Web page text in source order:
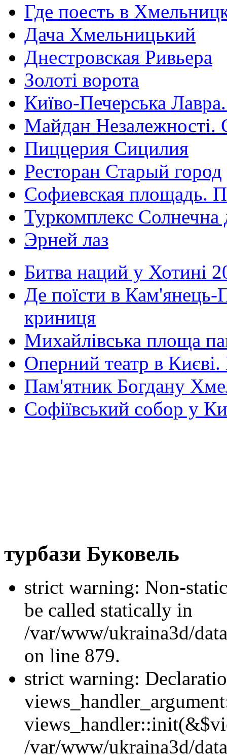
Где поесть в
Дача Хмельницький
Днестровская Ривьера
Золоті ворота
Київо-Печерська
Майдан Незалежності.
Пиццерия Сицилия
Ресторан Старый город
Софиевская площадь.
Туркомплекс Солнечна
Эрней лаз
Битва наций у Хотині
Де поїсти в Кам'янець-
криниця
Михайлівська площа
Оперний театр в
Пам'ятник Богдану
Софіївський собор у
турбази Буковель
strict warning: Non-
be called statically in
/var/www/ukraina3d/
on line 879.
strict warning:
/var/www/ukraina3d/